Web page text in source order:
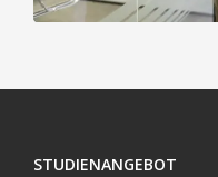
STUDIENANGEBOT